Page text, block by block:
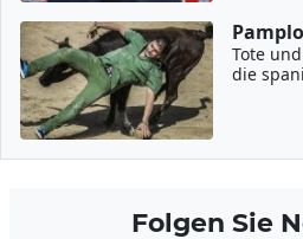
Tote
die
Folgen Sie